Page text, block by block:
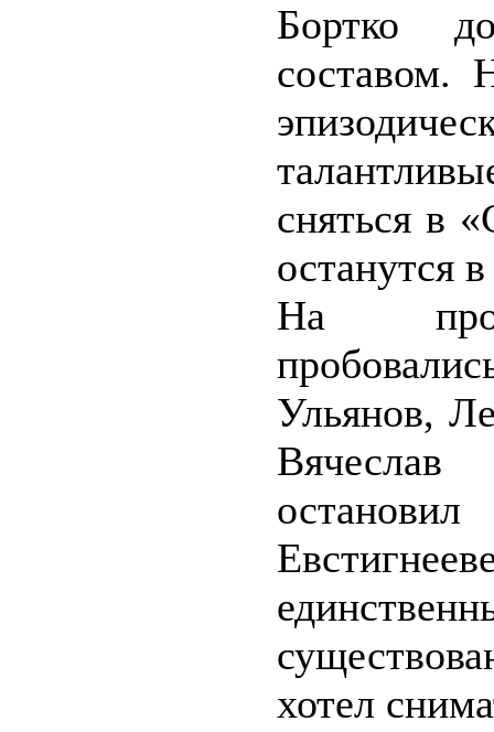
Бортко
составом.
сняться в
останутся
На
Ульянов,
хотел